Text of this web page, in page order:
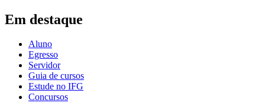
Em destaque
Aluno
Egresso
Servidor
Guia de cursos
Estude no IFG
Concursos